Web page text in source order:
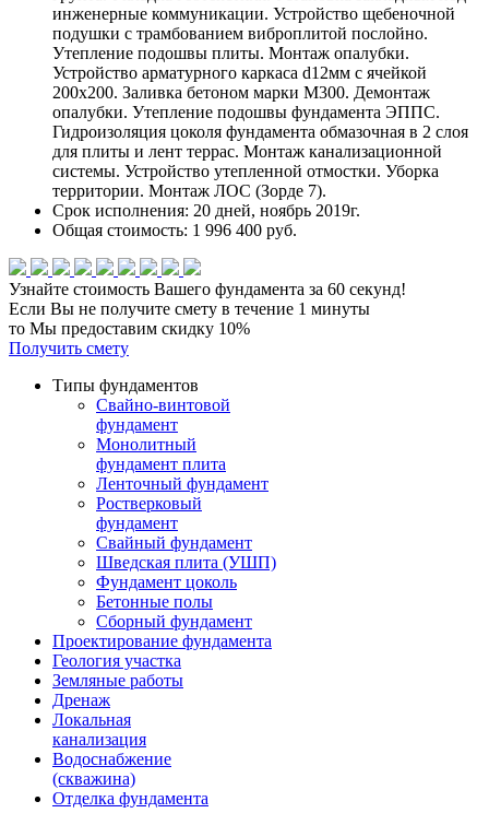
инженерные коммуникации. Устройство щебеночной
подушки с трамбованием виброплитой послойно.
Утепление подошвы плиты. Монтаж опалубки.
Устройство арматурного каркаса d12мм с ячейкой
200х200. Заливка бетоном марки М300. Демонтаж
опалубки. Утепление подошвы фундамента ЭППС.
Гидроизоляция цоколя фундамента обмазочная в 2 слоя
для плиты и лент террас. Монтаж канализационной
системы. Устройство утепленной отмостки. Уборка
территории. Монтаж ЛОС (Зорде 7).
Срок исполнения: 20 дней, ноябрь 2019г.
Общая стоимость: 1 996 400 руб.
Узнайте стоимость Вашего фундамента за 60 секунд!
Если Вы не получите смету в течение 1 минуты
то Мы предоставим скидку 10%
Получить смету
Типы фундаментов
Свайно-винтовой
фундамент
Монолитный
фундамент плита
Ленточный фундамент
Ростверковый
фундамент
Свайный фундамент
Шведская плита (УШП)
Фундамент цоколь
Бетонные полы
Сборный фундамент
Проектирование фундамента
Геология участка
Земляные работы
Дренаж
Локальная
канализация
Водоснабжение
(скважина)
Отделка фундамента